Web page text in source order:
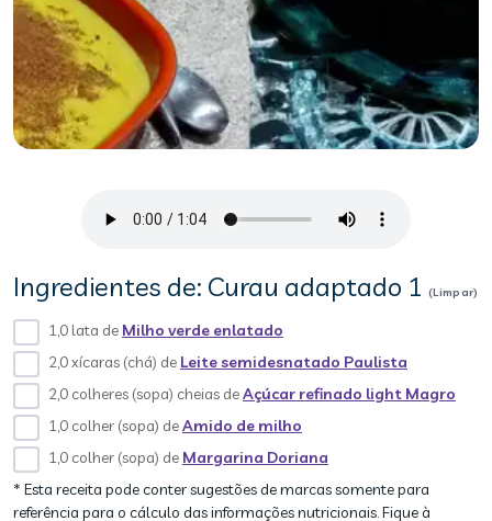
Ingredientes de: Curau adaptado 1 (Limpar)
1,0 lata de Milho verde enlatado
2,0 xícaras (chá) de Leite semidesnatado Paulista
2,0 colheres (sopa) cheias deAçúcar refinado light Magro
1,0 colher (sopa) deAmido de milho
1,0 colher (sopa) de Margarina Doriana
* Esta receita pode conter sugestões de marcas somente para
referência para o cálculo das informações nutricionais. Fique à